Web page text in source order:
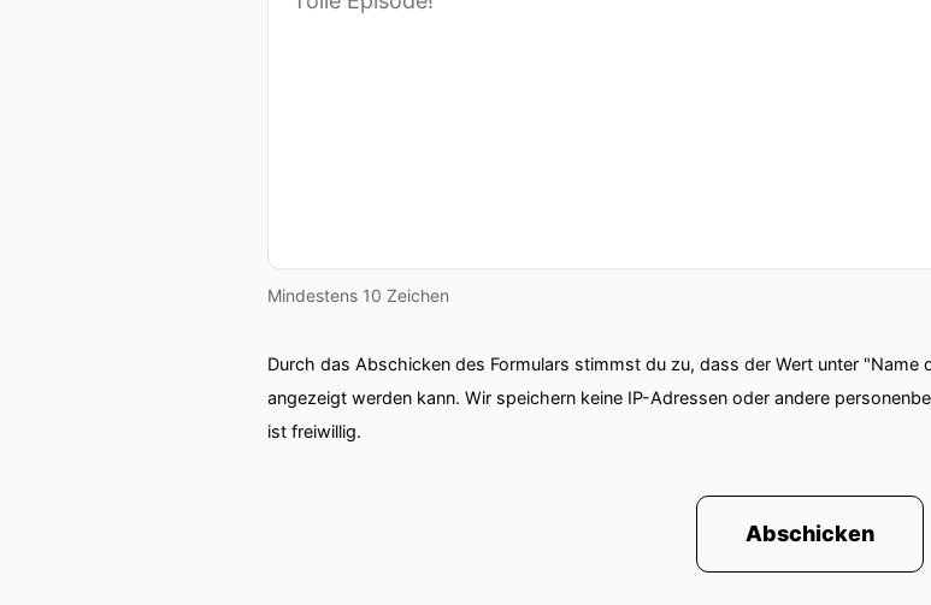
Mindestens 10 Zeichen
Durch das Abschicken des Formulars stimmst du zu, dass der Wert unter
angezeigt werden kann. Wir speichern keine IP-Adressen oder andere
ist freiwillig.
Abschicken